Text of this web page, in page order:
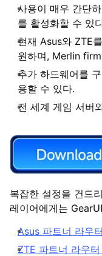
사용이 매우 간단
를 활성화할 수 있
현재 Asus와 ZTE
원하며, Merlin
추가 하드웨어를
용할 수 있다.
전 세계 게임 서버
복잡한 설정을 건드
레이어에게는
Asus 파트너 라우
ZTE 파트너 라우